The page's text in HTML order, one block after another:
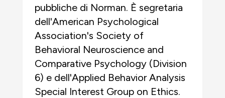
pubbliche di Norman. È segretaria
dell'American Psychological
Association's Society of
Behavioral Neuroscience and
Comparative Psychology (Division
6) e dell'Applied Behavior Analysis
Special Interest Group on Ethics.